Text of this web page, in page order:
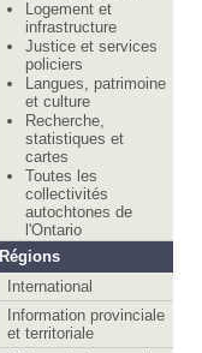
Logement et
infrastructure
Justice et services
policiers
Langues, patrimoine
et culture
Recherche,
statistiques et
cartes
Toutes les
collectivités
autochtones de
l'Ontario
Régions
International
Information provinciale
et territoriale